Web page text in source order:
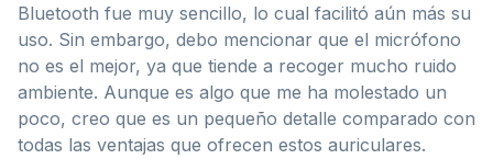
Bluetooth fue muy sencillo, lo cual facilitó aún más su
uso. Sin embargo, debo mencionar que el micrófono
no es el mejor, ya que tiende a recoger mucho ruido
ambiente. Aunque es algo que me ha molestado un
poco, creo que es un pequeño detalle comparado con
todas las ventajas que ofrecen estos auriculares.